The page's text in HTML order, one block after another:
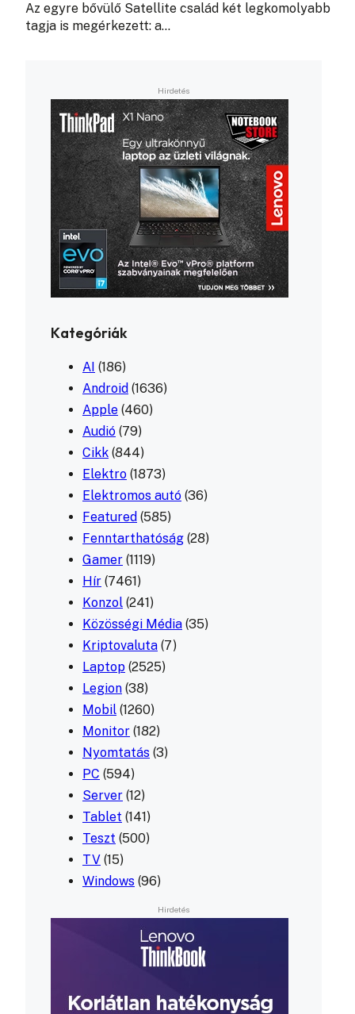
Az egyre bővülő Satellite család két legkomolyabb
tagja is megérkezett: a…
Kategóriák
AI (186)
Android (1636)
Apple (460)
Audió (79)
Cikk (844)
Elektro (1873)
Elektromos autó (36)
Featured (585)
Fenntarthatóság (28)
Gamer (1119)
Hír (7461)
Konzol (241)
Közösségi Média (35)
Kriptovaluta (7)
Laptop (2525)
Legion (38)
Mobil (1260)
Monitor (182)
Nyomtatás (3)
PC (594)
Server (12)
Tablet (141)
Teszt (500)
TV (15)
Windows (96)